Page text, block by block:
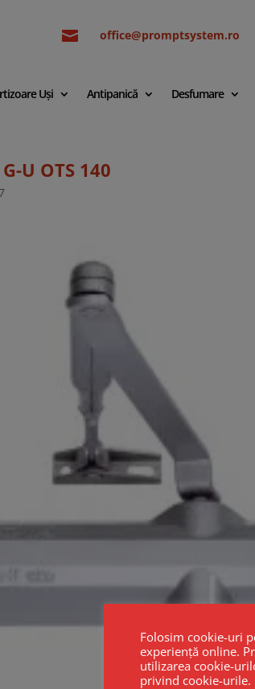
 office@promptsystem.ro
Uși Antipanică Desfumare
U OTS 140
Folosim cookie-uri
experiență online.
utilizarea cookie-
privind cookie-urile.